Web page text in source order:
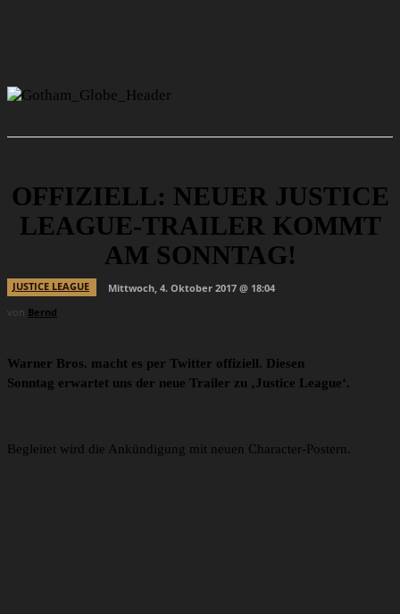
OFFIZIELL: NEUER JUSTICE
LEAGUE-TRAILER KOMMT
AM SONNTAG!
JUSTICE LEAGUE
Mittwoch, 4. Oktober 2017 @ 18:04
von Bernd
Warner Bros. macht es per Twitter offiziell. Diesen
Sonntag erwartet uns der neue Trailer zu ‚Justice League‘.
Begleitet wird die Ankündigung mit neuen Character-Postern.